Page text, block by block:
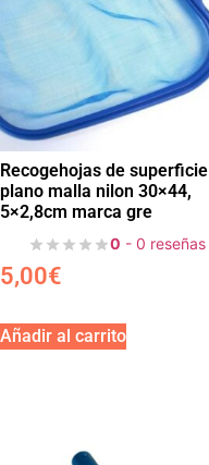
Recogehojas de superficie
plano malla nilon 30×44,
5×2,8cm marca gre
0 - 0 reseñas
5,00€
Añadir al carrito